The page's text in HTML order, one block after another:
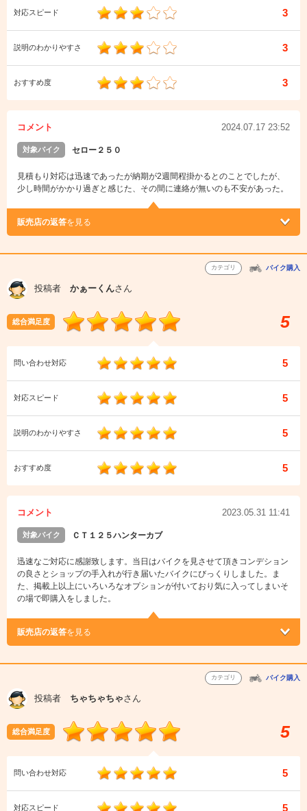
対応スピード 3
説明のわかりやすさ 3
おすすめ度 3
コメント 2024.07.17 23:52
対象バイク セロー２５０
見積もり対応は迅速であったが納期が2週間程掛かるとのことでしたが、
少し時間がかかり過ぎと感じた、その間に連絡が無いのも不安があった。
販売店の返答を見る
カテゴリ バイク購入
投稿者 かぁーくんさん
総合満足度 5
問い合わせ対応 5
対応スピード 5
説明のわかりやすさ 5
おすすめ度 5
コメント 2023.05.31 11:41
対象バイク ＣＴ１２５ハンターカブ
迅速なご対応に感謝致します。当日はバイクを見させて頂きコンデション
の良さとショップの手入れが行き届いたバイクにびっくりしました。ま
た、掲載上以上にいろいろなオプションが付いており気に入ってしまいそ
の場で即購入をしました。
販売店の返答を見る
カテゴリ バイク購入
投稿者 ちゃちゃちゃさん
総合満足度 5
問い合わせ対応 5
対応スピード 5